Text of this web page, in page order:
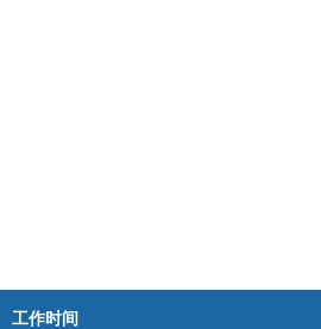
工作时间